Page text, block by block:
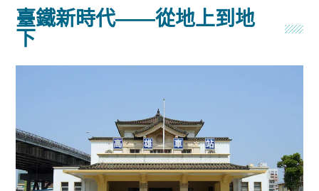
臺鐵新時代——從地上到地
下